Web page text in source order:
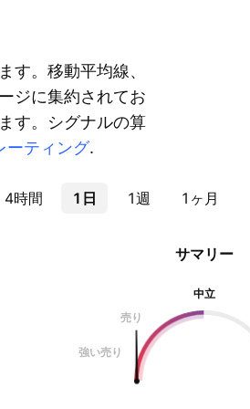
す。移動平均線、
ジに集約されてお
す。シグナルの算
ーティング.
4時間 1日 1週 1ヶ月
サマリー
中立
売り
強い売り